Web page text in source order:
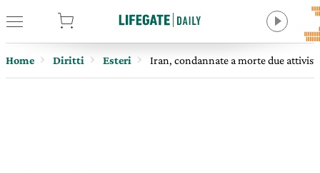
Home Diritti Esteri Iran, condannate a morte due